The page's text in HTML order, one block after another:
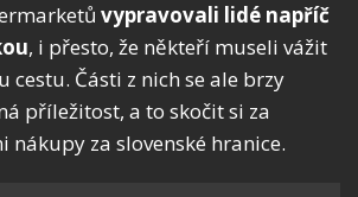
vypravovali lidé napříč
, i přesto, že někteří museli vážit
Části z nich se ale brzy
příležitost, a to skočit si za
nákupy za slovenské hranice.